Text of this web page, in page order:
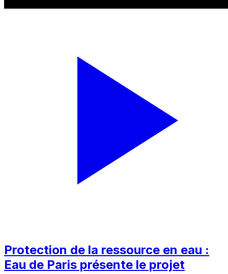
Protection de la ressource en eau :
Eau de Paris présente le projet